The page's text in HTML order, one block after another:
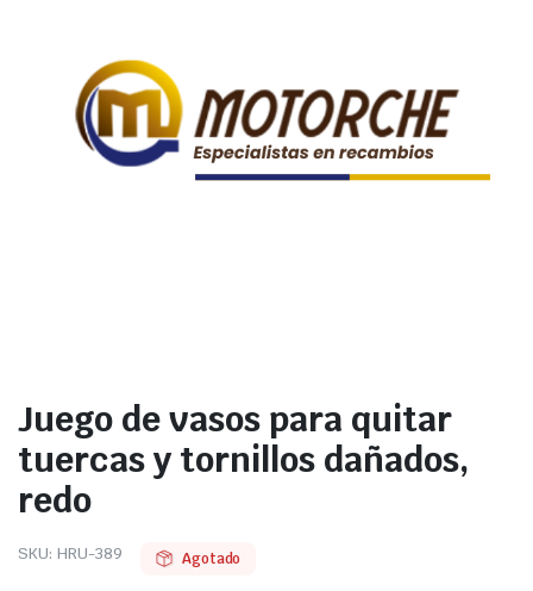
Juego de vasos para quitar
tuercas y tornillos dañados,
redo
SKU: HRU-389 Agotado